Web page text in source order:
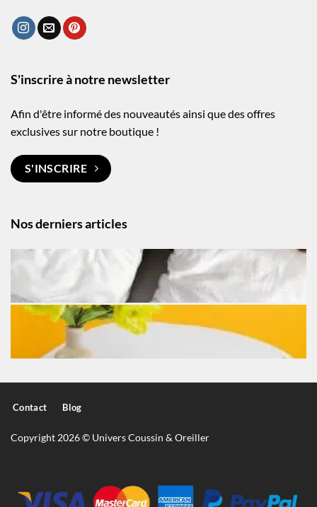
Nos derniers articles
S'inscrire à notre newsletter
Afin d'être informé des nouveautés ainsi que des offres
exclusives sur notre boutique !
S'INSCRIRE
Contact Blog
Copyright 2026 © Univers Coussin & Oreiller